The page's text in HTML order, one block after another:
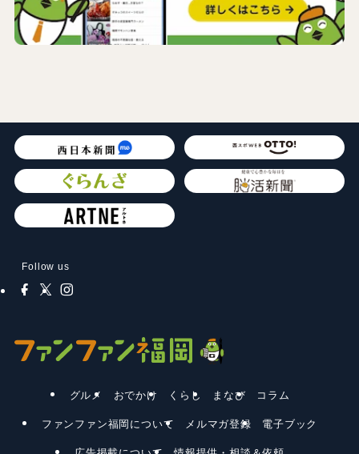
Follow us
グルメ おでかけ くらし まなび コラム
ファンファン福岡について メルマガ登録 電子ブック